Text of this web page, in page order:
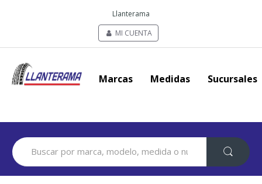
Llanterama
MI CUENTA
Marcas Medidas Sucursales
Search
for: